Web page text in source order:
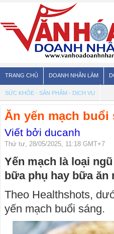
TRANG CHỦ DOANH NHÂN LÀM
SỨC KHỎE - SẢN PHẨM - DỊCH VỤ
Ăn yến mạch
Viết bởi ducanh
Thứ tư, 28/05/2025, 11:18 GMT+7
Yến mạch là loại
bữa phụ hay bữa
Theo Healthshots,
yến mạch buổi sáng.